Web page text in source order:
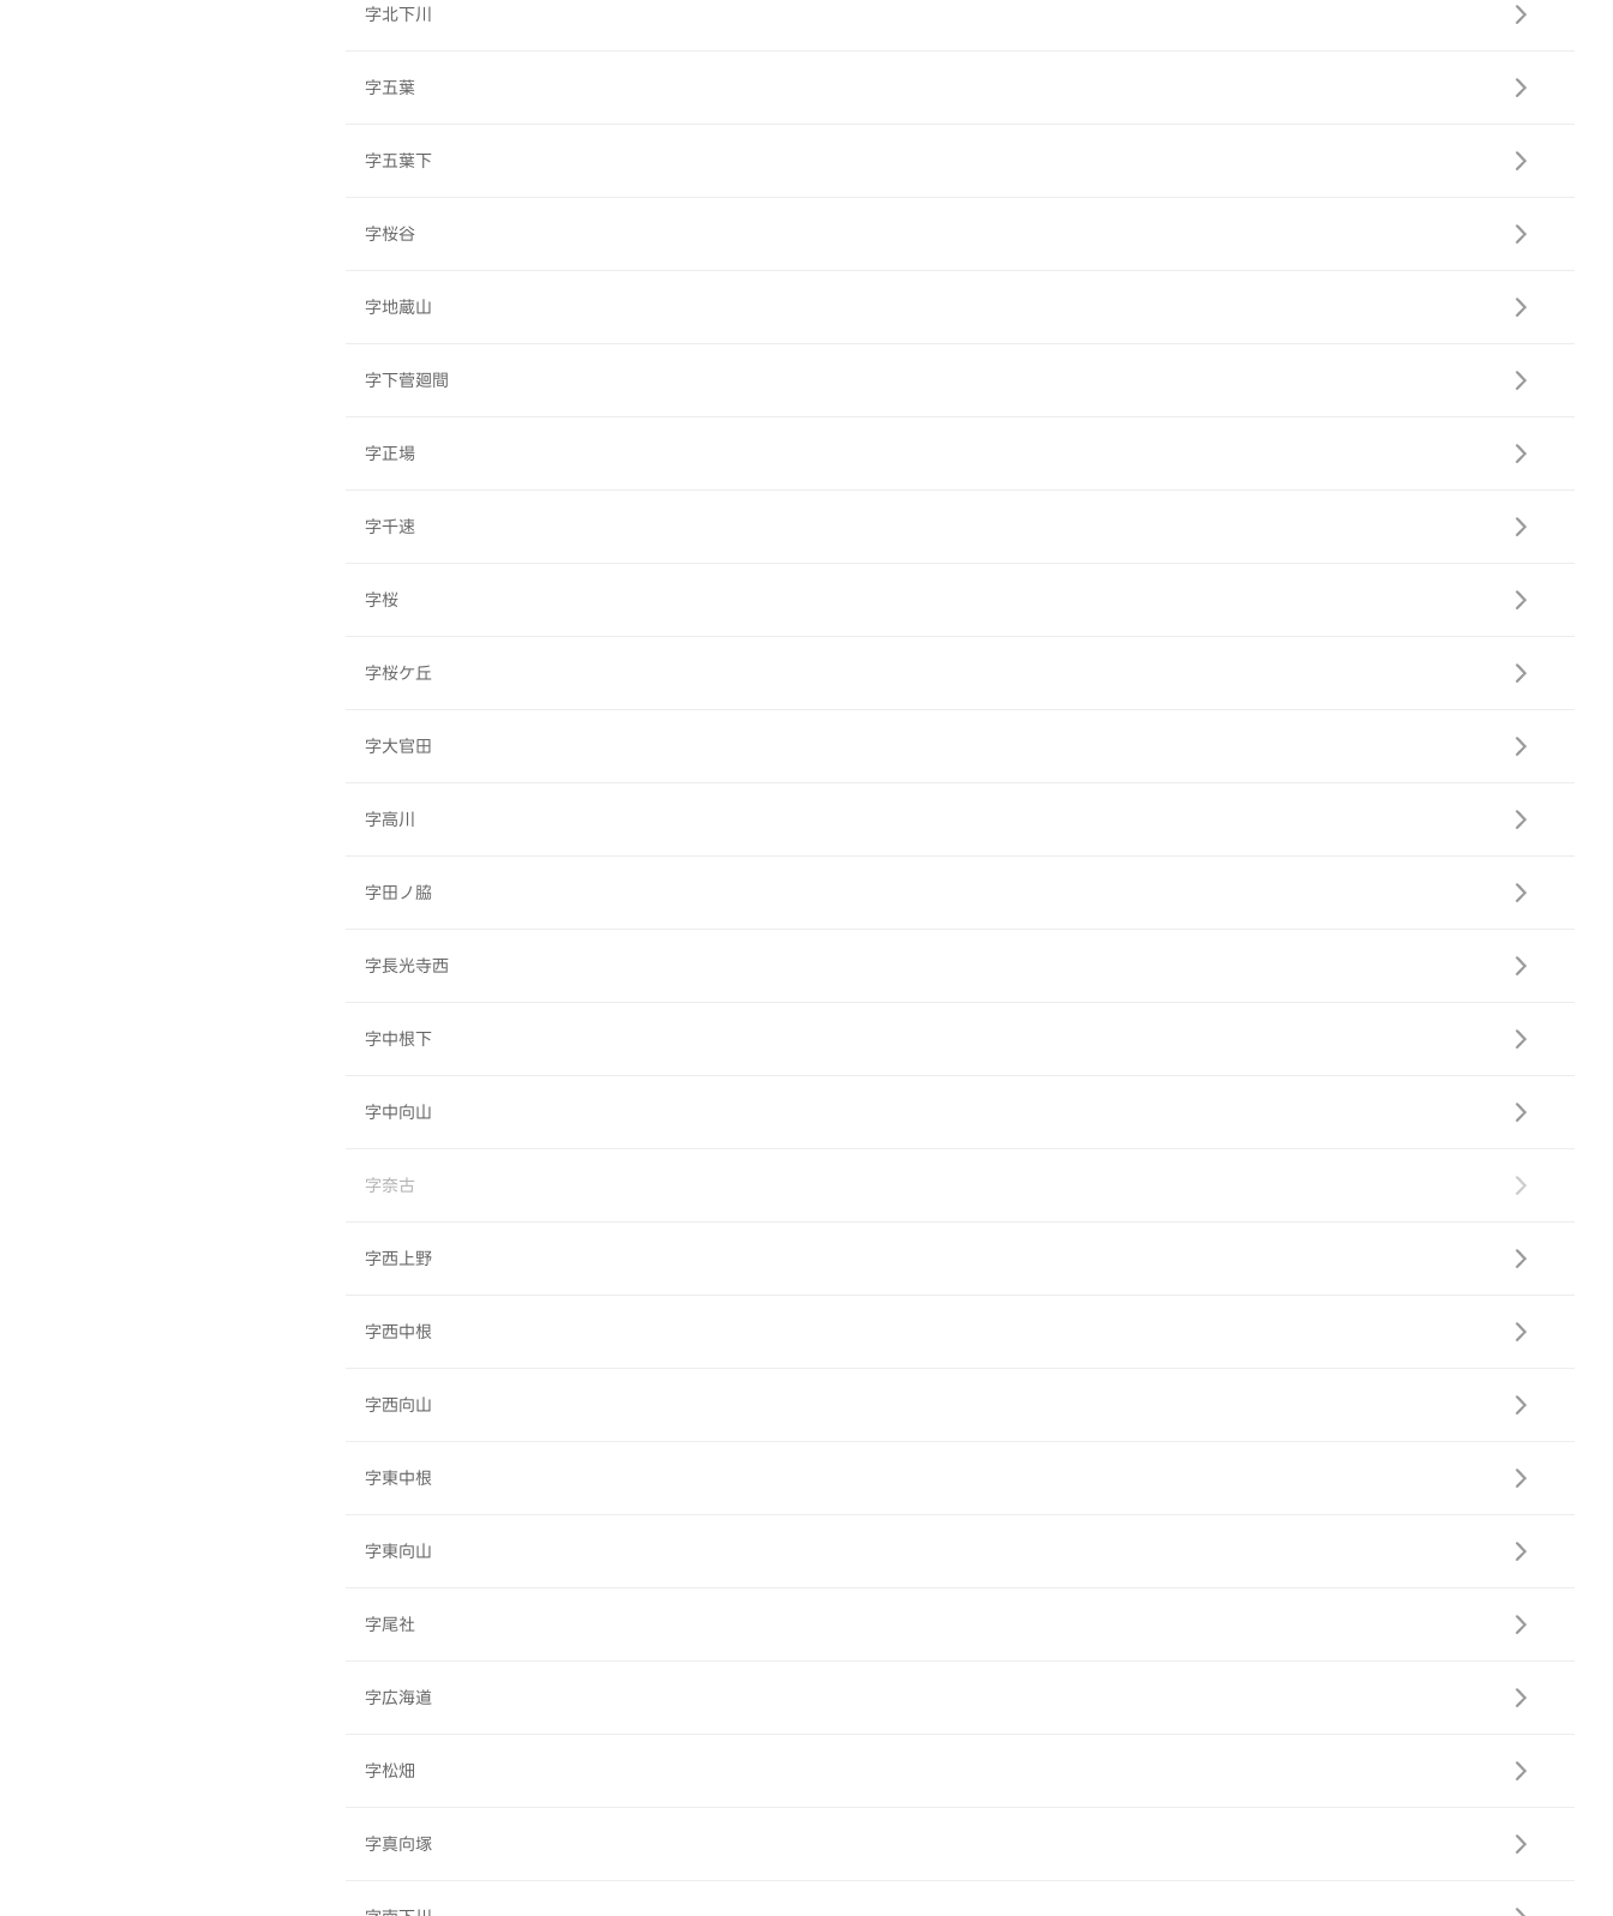
字北下川
字五葉
字五葉下
字桜谷
字地蔵山
字下菅廻間
字正場
字千速
字桜
字桜ケ丘
字大官田
字高川
字田ノ脇
字長光寺西
字中根下
字中向山
字奈古
字西上野
字西中根
字西向山
字東中根
字東向山
字尾社
字広海道
字松畑
字真向塚